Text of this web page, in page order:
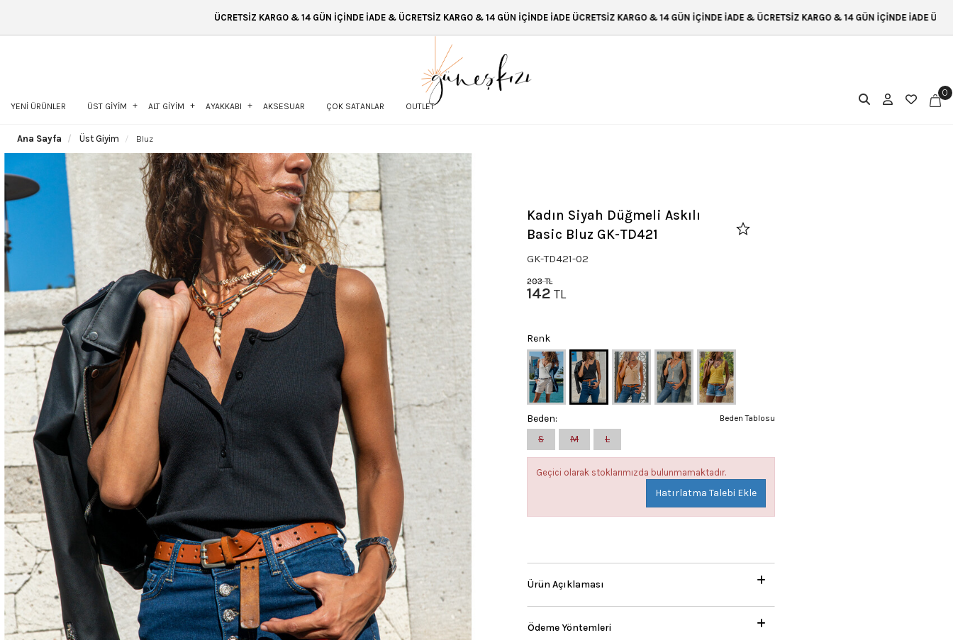
ÜCRETSİZ KARGO & 14 GÜN İÇİNDE İADE & ÜCRETSİZ KARGO & 14 GÜN İÇİNDE İADE ÜCRETSİZ KARGO & 14 GÜN İÇİNDE İADE & ÜCRETSİZ KARGO & 14 GÜN İÇİNDE İADE ÜCRETSİZ KARGO &
YENİ ÜRÜNLER ÜST GİYİM ALT GİYİM AYAKKABI AKSESUAR ÇOK SATANLAR OUTLET
0
Ana Sayfa Üst Giyim Bluz
Kadın Siyah Düğmeli Askılı
Basic Bluz GK-TD421
GK-TD421-02
203TL
142 TL
Renk
Beden Tablosu
Beden:
S
M L
Geçici olarak stoklarımızda bulunmamaktadır.
Hatırlatma Talebi Ekle
Ürün Açıklaması
Ödeme Yöntemleri